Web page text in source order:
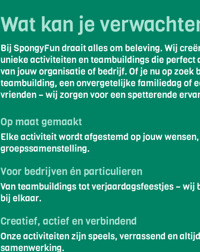
Wat kan je
Bij SpongyFun draait alles om beleving. Wij
unieke activiteiten en teambuildings die perfect
van jouw organisatie of bedrijf. Of je nu op zoek
teambuilding, een onvergetelijke familiedag of
vrienden – wij zorgen voor een spetterende
Op maat gemaakt
Elke activiteit wordt afgestemd op jouw
groepssamenstelling.
Voor bedrijven én particulieren ​
Van teambuildings tot verjaardagsfeestjes – wij
bij elkaar.
Creatief, actief en verbindend
Onze activiteiten zijn speels, verrassend en
samenwerking.